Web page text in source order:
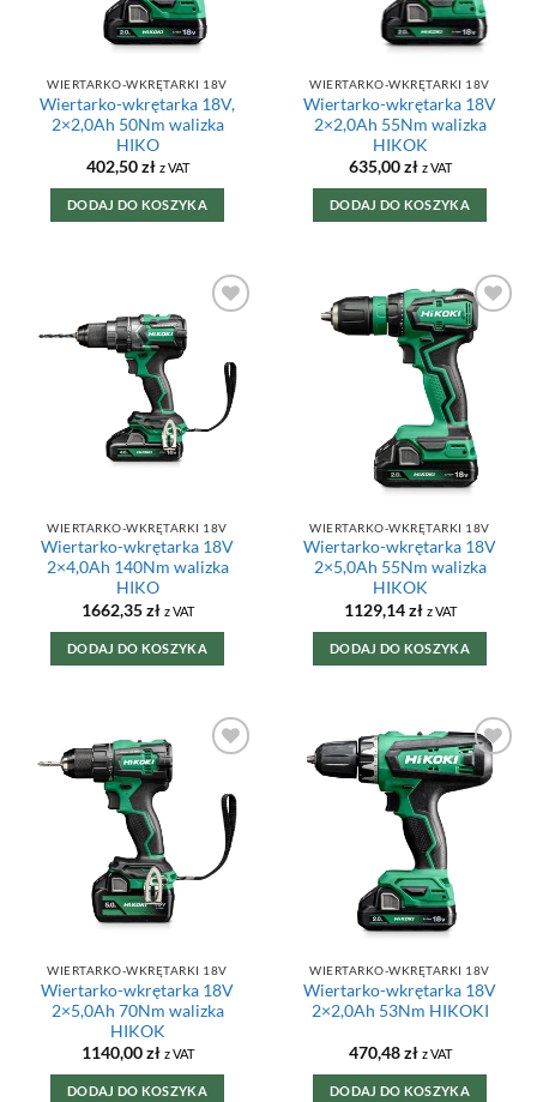
WIERTARKO-WKRĘTARKI 18V
Wiertarko-wkrętarka 18V,
2×2,0Ah 50Nm walizka
HIKO
402,50zł z VAT
DODAJ DO KOSZYKA
WIERTARKO-WKRĘTARKI 18V
Wiertarko-wkrętarka 18V
2×2,0Ah 55Nm walizka
HIKOK
635,00zł z VAT
DODAJ DO KOSZYKA
DODAJ DO
ULUBIONYCH
WIERTARKO-WKRĘTARKI 18V
Wiertarko-wkrętarka 18V
2×4,0Ah 140Nm walizka
HIKO
1662,35zł z VAT
DODAJ DO KOSZYKA
DODAJ DO
ULUBIONYCH
WIERTARKO-WKRĘTARKI 18V
Wiertarko-wkrętarka 18V
2×5,0Ah 55Nm walizka
HIKOK
1129,14zł z VAT
DODAJ DO KOSZYKA
DODAJ DO
ULUBIONYCH
WIERTARKO-WKRĘTARKI 18V
Wiertarko-wkrętarka 18V
2×5,0Ah 70Nm walizka
HIKOK
1140,00zł z VAT
DODAJ DO KOSZYKA
DODAJ DO
ULUBIONYCH
WIERTARKO-WKRĘTARKI 18V
Wiertarko-wkrętarka 18V
2×2,0Ah 53Nm HIKOKI
470,48zł z VAT
DODAJ DO KOSZYKA